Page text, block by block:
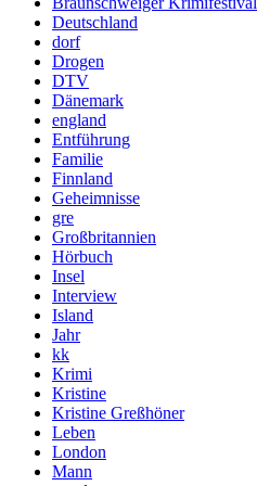
Deutschland
dorf
Drogen
DTV
Dänemark
england
Entführung
Familie
Finnland
Geheimnisse
gre
Großbritannien
Hörbuch
Insel
Interview
Island
Jahr
kk
Krimi
Kristine
Kristine Greßhöner
Leben
London
Mann